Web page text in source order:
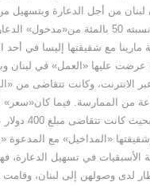
من أجل الدعارة وبتسهيل
الدعارة.
مع شقيقتها إليسا في أحد
عرضت عليها «العمل» في لبنان
من الممارسة. فيما كان«سعر»
لسعر شقيقتها،
«المداخيل» مع المدعوة
الأسبقيات في تسهيل الدعارة،
لدى وصولهن إلى لبنان،